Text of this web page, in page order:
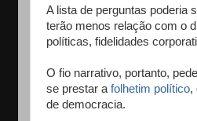
A lista de perguntas poderia
terão menos relação com o
políticas, fidelidades
O fio narrativo, portanto,
se prestar a folhetim político,
de democracia.